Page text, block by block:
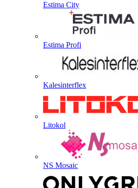
Estima City
Estima Profi
Kalesinterflex
Litokol
NS Mosaic